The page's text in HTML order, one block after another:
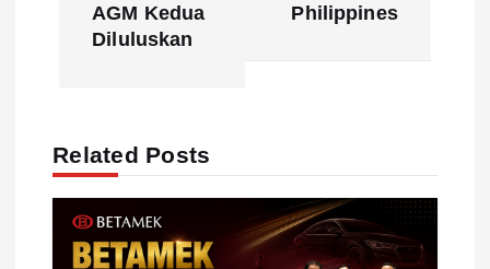
g
AGM Kedua
Diluluskan
Philippines
Related Posts